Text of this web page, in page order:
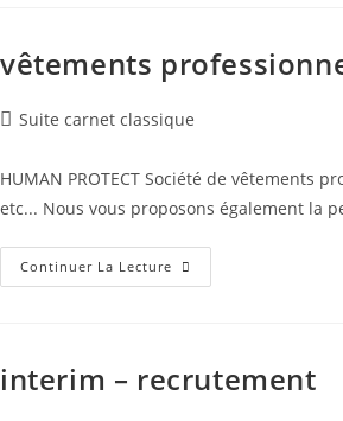
Immobilières
vêtements
PostSuite carnet classique
HUMAN PROTECT Société de
etc... Nous vous proposons également la
Continuer La Lecture Vêtements
Professionnels
interim – recrutement